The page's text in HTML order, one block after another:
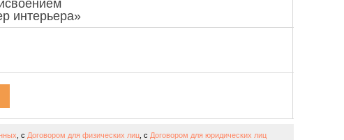
интерьера»
, с Договором для физических лиц , с Договором для юридических лиц